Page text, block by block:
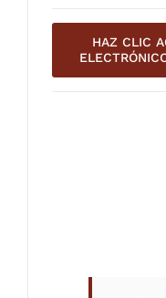
HAZ CLIC